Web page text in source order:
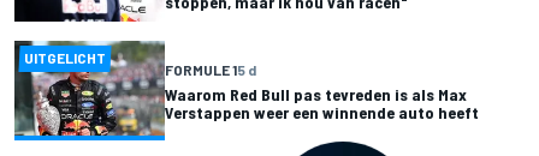
UITGELICHT
FORMULE 15 d
Waarom Red Bull pas tevreden is als Max
Verstappen weer een winnende auto heeft